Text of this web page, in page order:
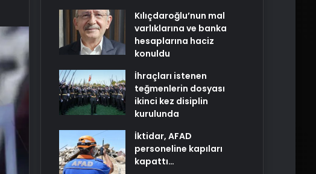
Kılıçdaroğlu’nun mal
varlıklarına ve banka
hesaplarına haciz
konuldu
İhraçları istenen
teğmenlerin dosyası
ikinci kez disiplin
kurulunda
İktidar, AFAD
personeline kapıları
kapattı…